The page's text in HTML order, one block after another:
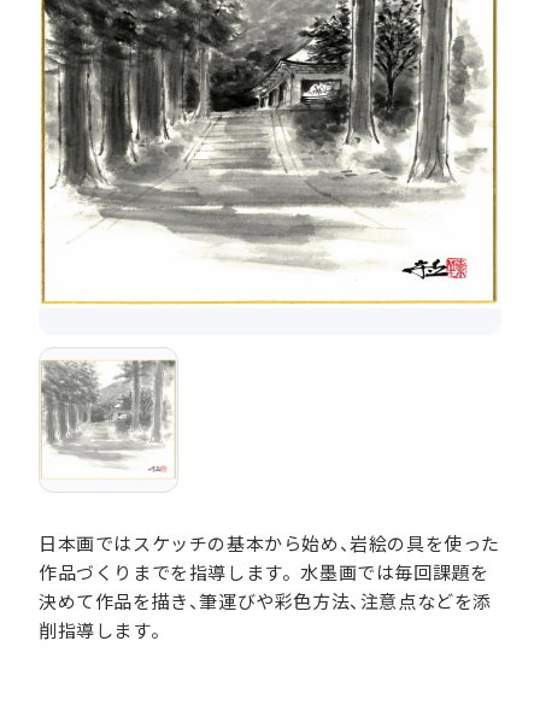
日本画ではスケッチの基本から始め、岩絵の具を使った
作品づくりまでを指導します。水墨画では毎回課題を
決めて作品を描き、筆運びや彩色方法、注意点などを添
削指導します。